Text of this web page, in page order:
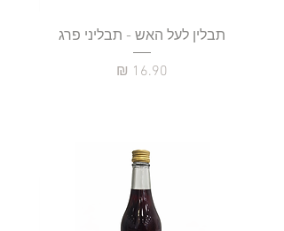
תבלין לעל האש - תבליני פרג
מחיר